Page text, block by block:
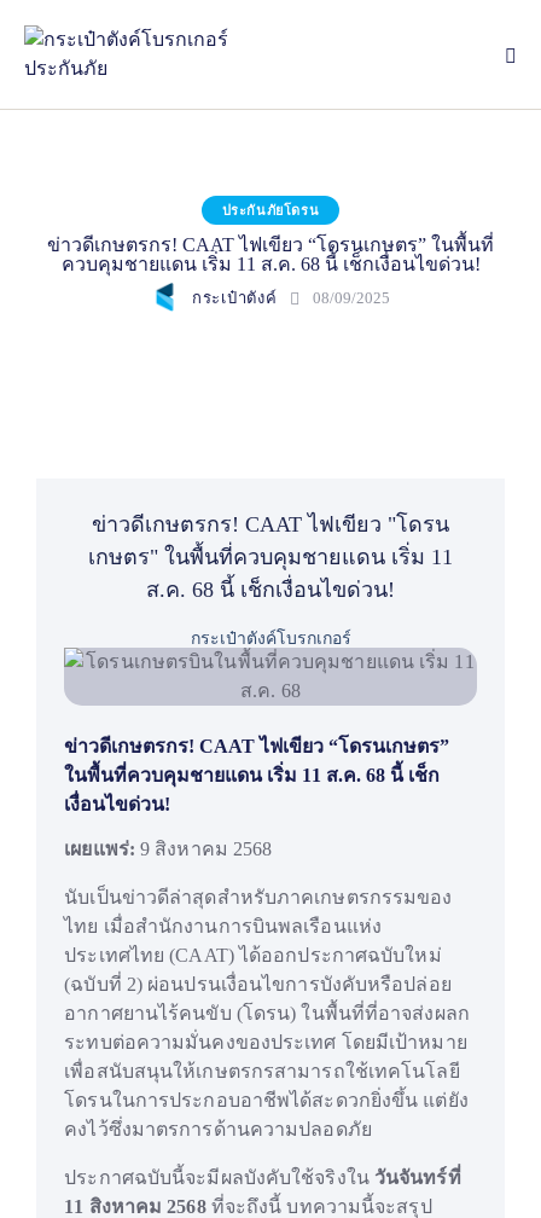
ประกันภัยโดรน
ข่าวดีเกษตรกร! CAAT ไฟเขียว “โดรนเกษตร” ในพื้นที่
ควบคุมชายแดน เริ่ม 11 ส.ค. 68 นี้ เช็กเงื่อนไขด่วน!
กระเป๋าตังค์ 08/09/2025
ข่าวดีเกษตรกร! CAAT ไฟเขียว "โดรน
เกษตร" ในพื้นที่ควบคุมชายแดน เริ่ม 11
ส.ค. 68 นี้ เช็กเงื่อนไขด่วน!
กระเป๋าตังค์โบรกเกอร์
ข่าวดีเกษตรกร! CAAT ไฟเขียว “โดรนเกษตร”
ในพื้นที่ควบคุมชายแดน เริ่ม 11 ส.ค. 68 นี้ เช็ก
เงื่อนไขด่วน!
เผยแพร่: 9 สิงหาคม 2568
นับเป็นข่าวดีล่าสุดสำหรับภาคเกษตรกรรมของ
ไทย เมื่อสำนักงานการบินพลเรือนแห่ง
ประเทศไทย (CAAT) ได้ออกประกาศฉบับใหม่
(ฉบับที่ 2) ผ่อนปรนเงื่อนไขการบังคับหรือปล่อย
อากาศยานไร้คนขับ (โดรน) ในพื้นที่ที่อาจส่งผลก
ระทบต่อความมั่นคงของประเทศ โดยมีเป้าหมาย
เพื่อสนับสนุนให้เกษตรกรสามารถใช้เทคโนโลยี
โดรนในการประกอบอาชีพได้สะดวกยิ่งขึ้น แต่ยัง
คงไว้ซึ่งมาตรการด้านความปลอดภัย
ประกาศฉบับนี้จะมีผลบังคับใช้จริงใน วันจันทร์ที่
11 สิงหาคม 2568ที่จะถึงนี้ บทความนี้จะสรุป